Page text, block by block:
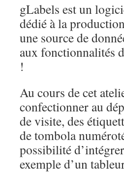
gLabels est un
dédié à la
une source de
aux fonctionnalités
!
Au cours de cet
confectionner au
de visite, des
de tombola
possibilité
exemple d’un